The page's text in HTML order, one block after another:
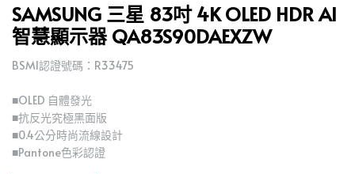
SAMSUNG 三星 83吋 4K OLED HDR AI
智慧顯示器 QA83S90DAEXZW
BSMI認證號碼：R33475
■OLED 自體發光
■抗反光究極黑面版
■0.4公分時尚流線設計
■Pantone色彩認證